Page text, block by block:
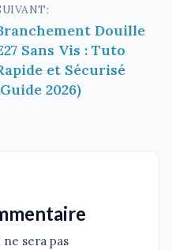
Douille
Sans Vis : Tuto
et Sécurisé
2026)
sera pas